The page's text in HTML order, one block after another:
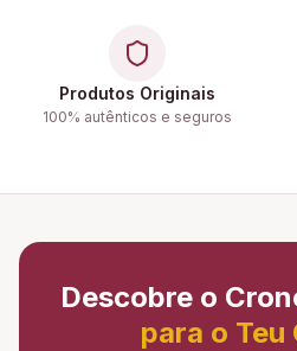
Produtos Originais
100% autênticos e seguros
Descobre o
para o Teu